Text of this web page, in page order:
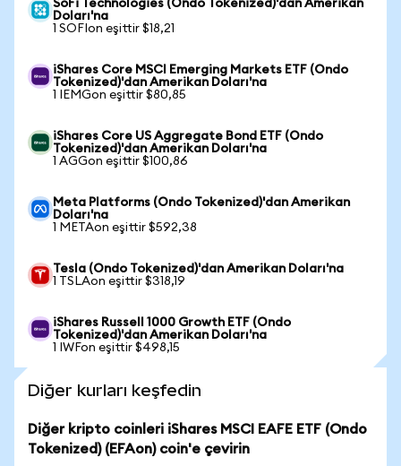
SoFi Technologies (Ondo Tokenized)'dan Amerikan
Doları'na
1 SOFIon eşittir $18,21
iShares Core MSCI Emerging Markets ETF (Ondo
Tokenized)'dan Amerikan Doları'na
1 IEMGon eşittir $80,85
iShares Core US Aggregate Bond ETF (Ondo
Tokenized)'dan Amerikan Doları'na
1 AGGon eşittir $100,86
Meta Platforms (Ondo Tokenized)'dan Amerikan
Doları'na
1 METAon eşittir $592,38
Tesla (Ondo Tokenized)'dan Amerikan Doları'na
1 TSLAon eşittir $318,19
iShares Russell 1000 Growth ETF (Ondo
Tokenized)'dan Amerikan Doları'na
1 IWFon eşittir $498,15
Diğer kurları keşfedin
Diğer kripto coinleri iShares MSCI EAFE ETF (Ondo
Tokenized) (EFAon) coin'e çevirin